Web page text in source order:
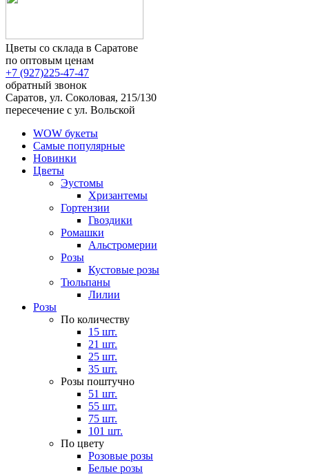
Цветы со склада в Саратове
по оптовым ценам
+7 (927)225-47-47
обратный звонок
Саратов, ул. Соколовая, 215/130
пересечение с ул. Вольской
WOW букеты
Самые популярные
Новинки
Цветы
Эустомы
Хризантемы
Гортензии
Гвоздики
Ромашки
Альстромерии
Розы
Кустовые розы
Тюльпаны
Лилии
Розы
По количеству
15 шт.
21 шт.
25 шт.
35 шт.
Розы поштучно
51 шт.
55 шт.
75 шт.
101 шт.
По цвету
Розовые розы
Белые розы